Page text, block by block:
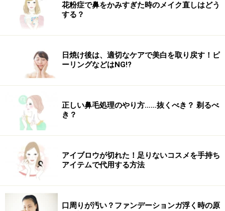
花粉症で鼻をかみすぎた時のメイク直しはどう
する？
日焼け後は、適切なケアで美白を取り戻す！ピ
ーリングなどはNG!?
正しい鼻毛処理のやり方……抜くべき？ 剃るべ
き？
アイブロウが切れた！足りないコスメを手持ち
アイテムで代用する方法
口周りが汚い？ファンデーションガ浮く時の原